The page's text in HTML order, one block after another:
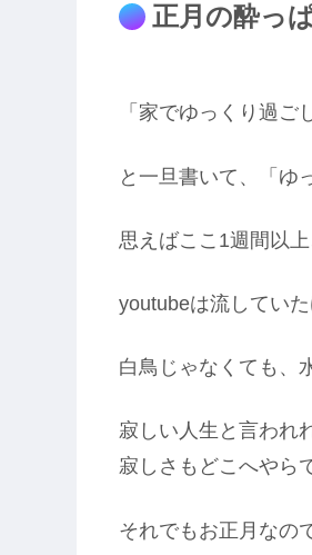
正月の酔っ
「家でゆっくり過ご
と一旦書いて、「ゆ
思えばここ1週間以
youtubeは流してい
白鳥じゃなくても、
寂しい人生と言われ
寂しさもどこへやら
それでもお正月なの